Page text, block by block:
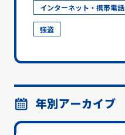
インターネット・携帯電話
強盗
年別アーカイブ